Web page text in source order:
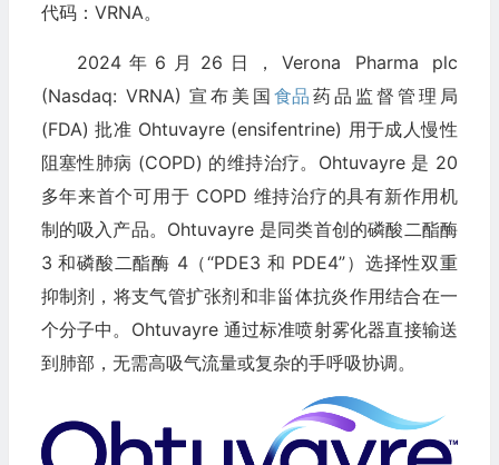
代码：VRNA。
2024年6月26日，Verona Pharma plc
(Nasdaq: VRNA) 宣布美国食品 药品监督管理局
(FDA) 批准 Ohtuvayre (ensifentrine) 用于成人慢性
阻塞性肺病 (COPD) 的维持治疗。Ohtuvayre 是 20
多年来首个可用于 COPD 维持治疗的具有新作用机
制的吸入产品。Ohtuvayre 是同类首创的磷酸二酯酶
3 和磷酸二酯酶 4（“PDE3 和 PDE4”）选择性双重
抑制剂，将支气管扩张剂和非甾体抗炎作用结合在一
个分子中。Ohtuvayre 通过标准喷射雾化器直接输送
到肺部，无需高吸气流量或复杂的手呼吸协调。